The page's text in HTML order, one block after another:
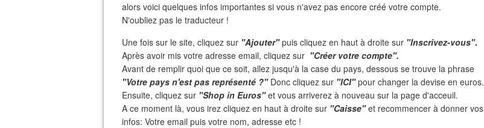
alors voici quelques infos importantes si vous n'avez pas encore créé votre compte.
N'oubliez pas le traducteur !
Une fois sur le site, cliquez sur "Ajouter"puis cliquez en haut à droite sur "Inscrivez-vous".
Après avoir mis votre adresse email, cliquez sur "Créer votre compte".
Avant de remplir quoi que ce soit, allez jusqu'à la case du pays, dessous se trouve la phrase
"Votre pays n'est pas représenté ?" Donc cliquez sur "ICI"pour changer la devise en euros.
Ensuite, cliquez sur "Shop in Euros"et vous arriverez à nouveau sur la page d'acceuil.
A ce moment là, vous irez cliquez en haut à droite sur "Caisse"et recommencer à donner vos
infos: Votre email puis votre nom, adresse etc !